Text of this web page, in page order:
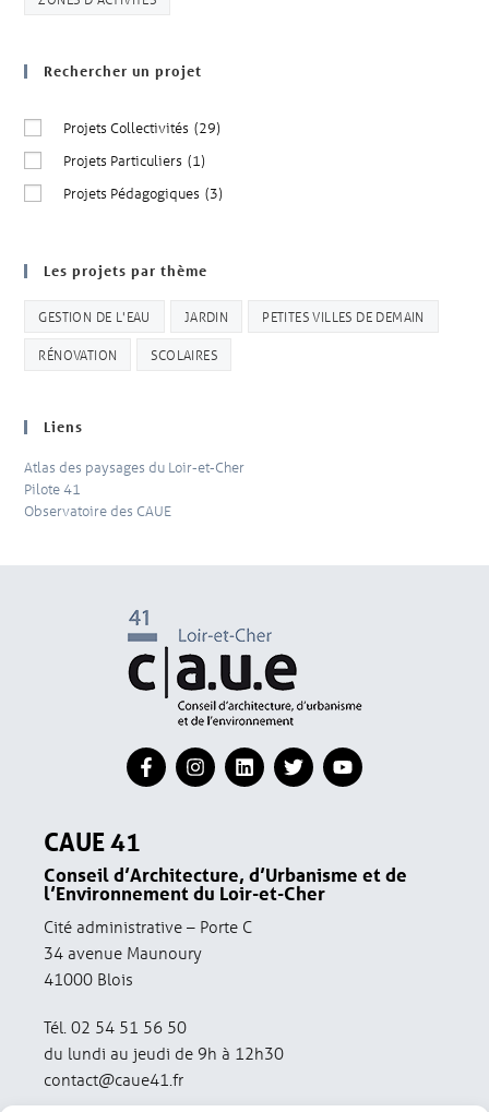
Rechercher un projet
Projets Collectivités (29)
Projets Particuliers (1)
Projets Pédagogiques (3)
Les projets par thème
GESTION DE L'EAU JARDIN PETITES VILLES DE DEMAIN
RÉNOVATION SCOLAIRES
Liens
Atlas des paysages du Loir-et-Cher
Pilote 41
Observatoire des CAUE
CAUE 41
Conseil d’Architecture, d’Urbanisme et de
l’Environnement du Loir-et-Cher
Cité administrative – Porte C
34 avenue Maunoury
41000 Blois
Tél. 02 54 51 56 50
du lundi au jeudi de 9h à 12h30
contact@caue41.fr